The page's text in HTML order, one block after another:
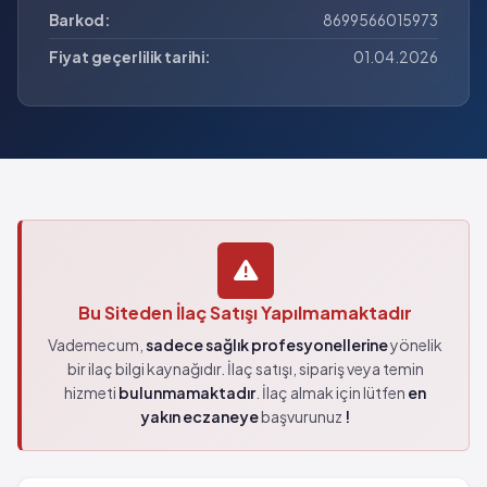
Barkod:
8699566015973
Fiyat geçerlilik tarihi:
01.04.2026
Bu Siteden İlaç Satışı Yapılmamaktadır
Vademecum, sadece sağlık profesyonellerineyönelik
bir ilaç bilgi kaynağıdır. İlaç satışı, sipariş veya temin
hizmeti bulunmamaktadır. İlaç almak için lütfen en
yakın eczaneyebaşvurunuz !